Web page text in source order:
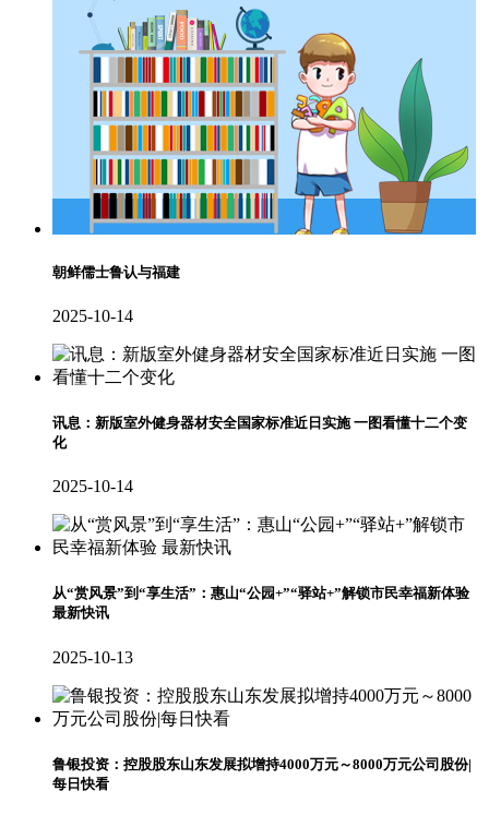
朝鲜儒士鲁认与福建
2025-10-14
讯息：新版室外健身器材安全国家标准近日实施 一图看懂十二个变
化
2025-10-14
从“赏风景”到“享生活”：惠山“公园+”“驿站+”解锁市民幸福新体验
最新快讯
2025-10-13
鲁银投资：控股股东山东发展拟增持4000万元～8000万元公司股份|
每日快看